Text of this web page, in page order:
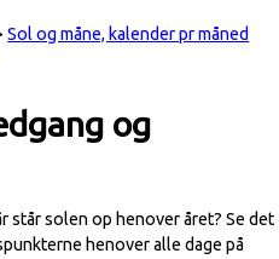
Sol og måne, kalender pr måned
og
står solen op henover året? Se det
henover alle dage på